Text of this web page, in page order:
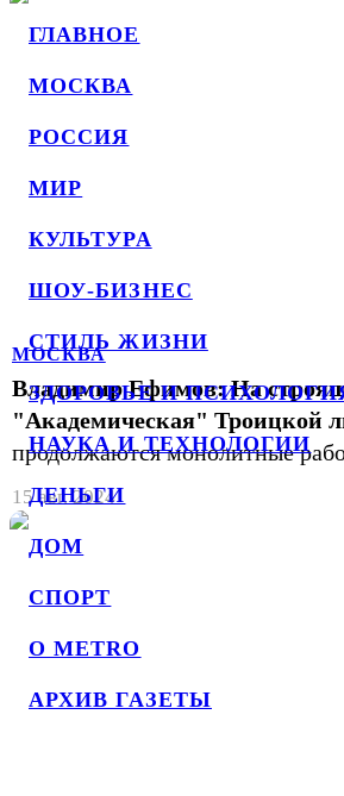
ГЛАВНОЕ
МОСКВА
РОССИЯ
МИР
КУЛЬТУРА
ШОУ-БИЗНЕС
СТИЛЬ ЖИЗНИ
ЗДОРОВЬЕ И
НАУКА И ТЕХНОЛОГИИ
ДЕНЬГИ
ДОМ
СПОРТ
О METRO
АРХИВ ГАЗЕТЫ
МОСКВА
Владимир Ефимов: На
"Академическая" Троицкой
продолжаются монолитные
15 авг. 2024